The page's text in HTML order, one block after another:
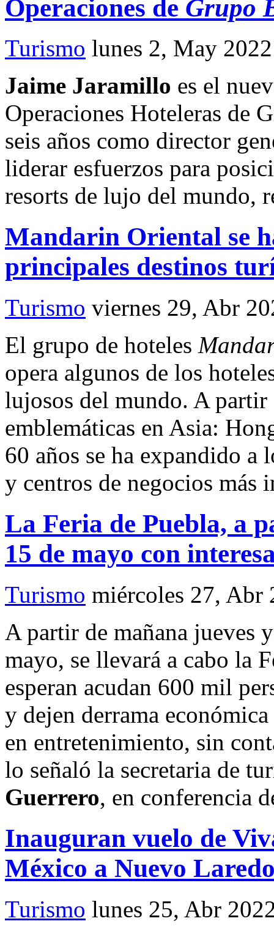
Operaciones de Grupo
Turismo lunes 2, May 2022
Jaime Jaramillo es el
Operaciones Hoteleras de
seis años como director
liderar esfuerzos para
resorts de lujo del mundo,
Mandarin Oriental se
principales destinos
Turismo viernes 29, Abr
El grupo de hoteles
opera algunos de los
lujosos del mundo. A partir
emblemáticas en Asia:
60 años se ha expandido
y centros de negocios más
La Feria de Puebla, a
15 de mayo con
Turismo miércoles 27, Abr
A partir de mañana jueves
mayo, se llevará a cabo la
esperan acudan 600 mil
y dejen derrama
en entretenimiento, sin
lo señaló la secretaria de
Guerrero, en conferencia
Inauguran vuelo de
México a Nuevo
Turismo lunes 25, Abr